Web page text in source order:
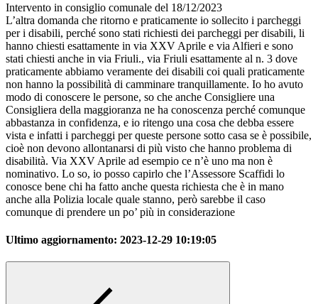
Intervento in consiglio comunale del 18/12/2023
L’altra domanda che ritorno e praticamente io sollecito i parcheggi
per i disabili, perché sono stati richiesti dei parcheggi per disabili, li
hanno chiesti esattamente in via XXV Aprile e via Alfieri e sono
stati chiesti anche in via Friuli., via Friuli esattamente al n. 3 dove
praticamente abbiamo veramente dei disabili coi quali praticamente
non hanno la possibilità di camminare tranquillamente. Io ho avuto
modo di conoscere le persone, so che anche Consigliere una
Consigliera della maggioranza ne ha conoscenza perché comunque
abbastanza in confidenza, e io ritengo una cosa che debba essere
vista e infatti i parcheggi per queste persone sotto casa se è possibile,
cioè non devono allontanarsi di più visto che hanno problema di
disabilità. Via XXV Aprile ad esempio ce n’è uno ma non è
nominativo. Lo so, io posso capirlo che l’Assessore Scaffidi lo
conosce bene chi ha fatto anche questa richiesta che è in mano
anche alla Polizia locale quale stanno, però sarebbe il caso
comunque di prendere un po’ più in considerazione
Ultimo aggiornamento: 2023-12-29 10:19:05